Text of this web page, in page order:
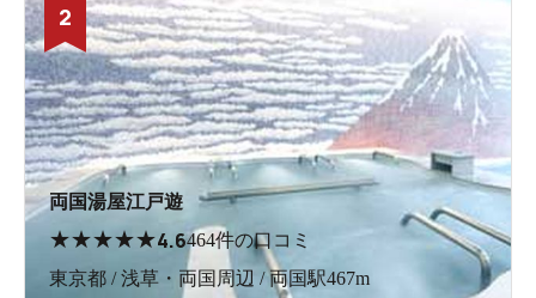
2
両国湯屋江戸遊
★★★★★4.6464件の口コミ
東京都 / 浅草・両国周辺 / 両国駅467m